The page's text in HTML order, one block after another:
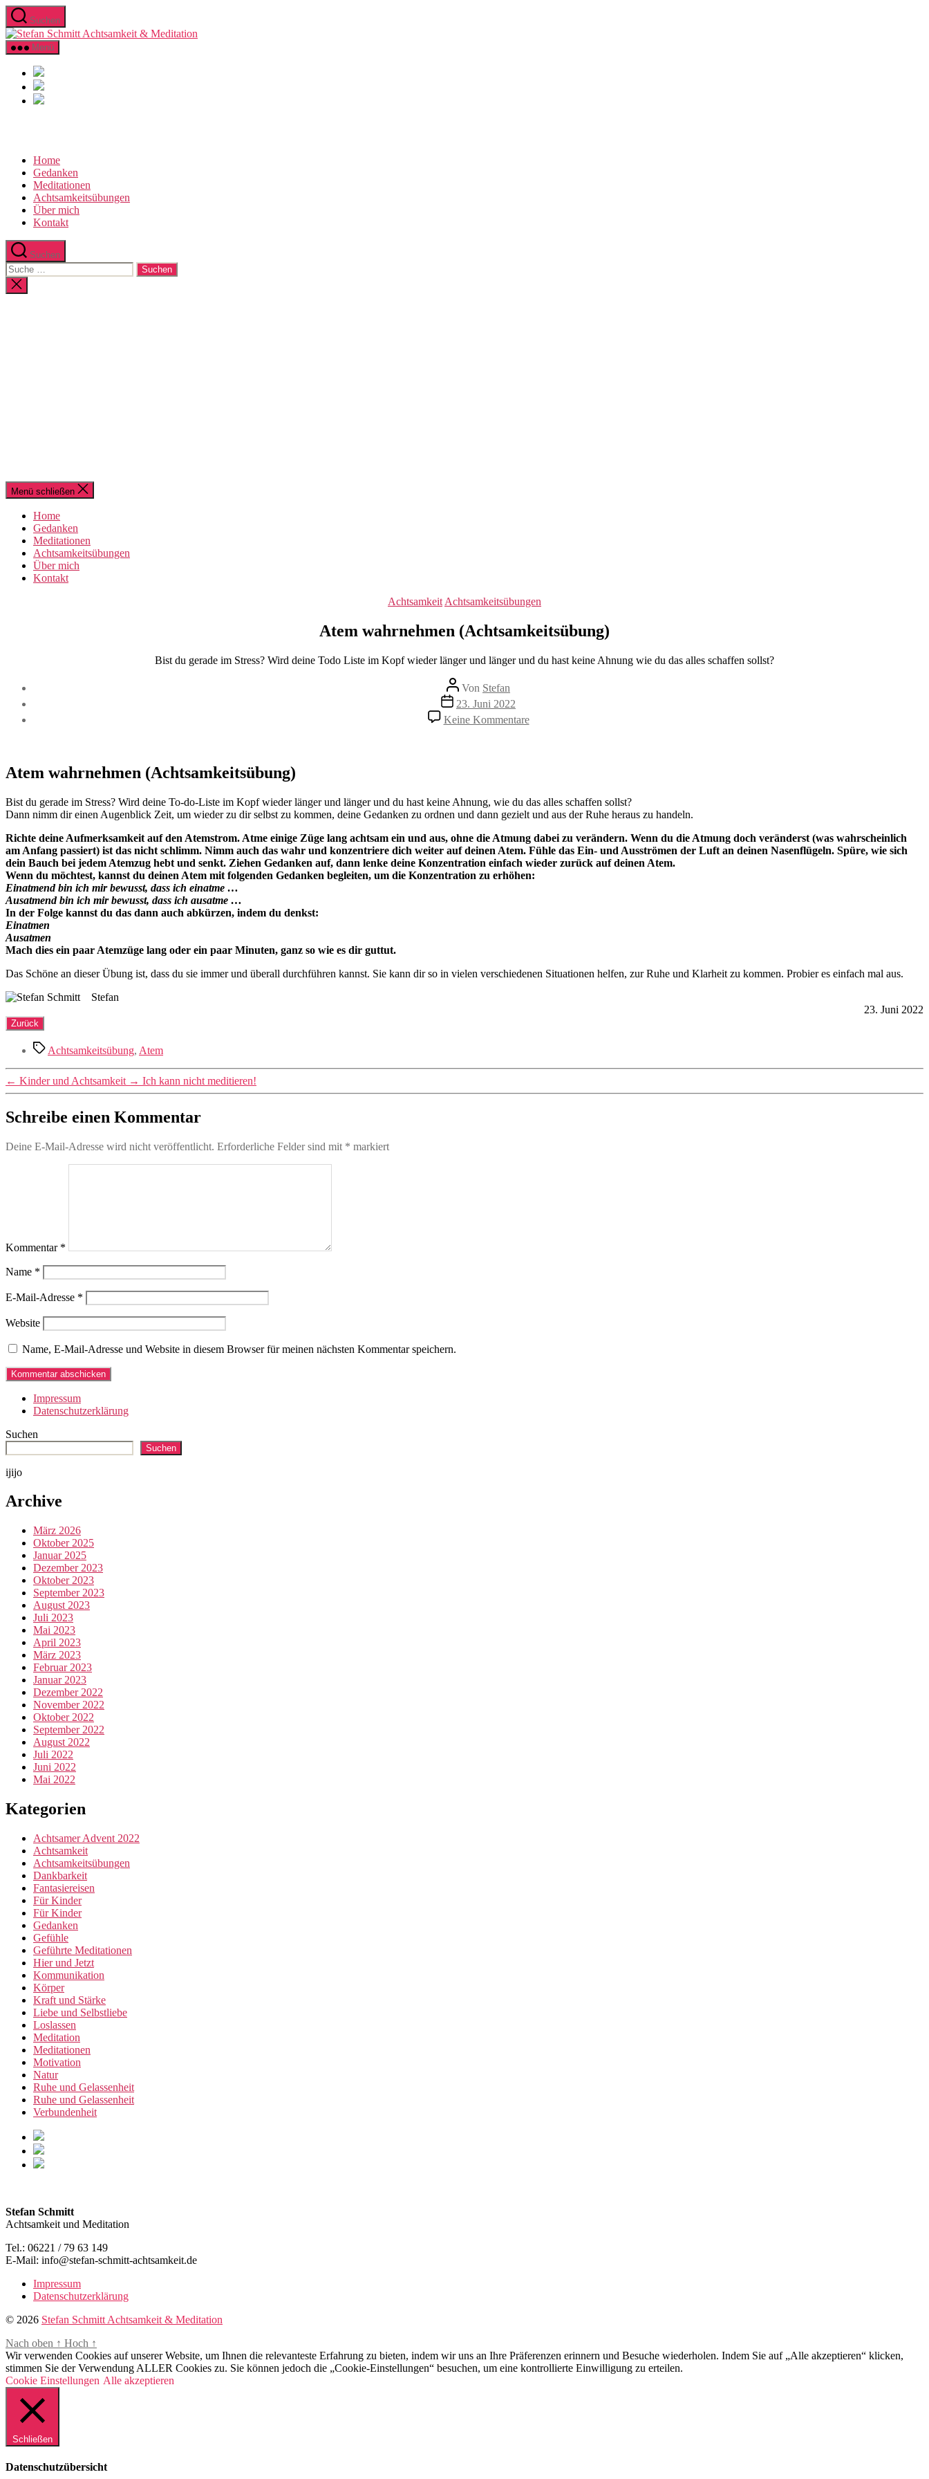
Direkt
zum
Inhalt
wechseln
Suchen
Menü
Home
Gedanken
Meditationen
Achtsamkeitsübungen
Über mich
Kontakt
Suchen
Suche
nach:
Suche
schließen
Menü schließen
Home
Gedanken
Meditationen
Achtsamkeitsübungen
Über mich
Kontakt
Kategorien
Achtsamkeit Achtsamkeitsübungen
Atem wahrnehmen (Achtsamkeitsübung)
Bist du gerade im Stress? Wird deine Todo Liste im Kopf wieder länger und länger und du hast keine Ahnung wie du das alles schaffen sollst?
Beitragsautor
Von Stefan
Beitragsdatum
23. Juni 2022
Keine Kommentarezu
Atem
Atem wahrnehmen (Achtsamkeitsübung)
Bist du gerade im Stress? Wird deine To-do-Liste im Kopf wieder länger und länger und du hast keine Ahnung, wie du das alles schaffen sollst?
Dann nimm dir einen Augenblick Zeit, um wieder zu dir selbst zu kommen, deine Gedanken zu ordnen und dann gezielt und aus der Ruhe heraus zu handeln.
Richte deine Aufmerksamkeit auf den Atemstrom. Atme einige Züge lang achtsam ein und aus, ohne die Atmung dabei zu verändern. Wenn du die Atmung doch veränderst (was wahrscheinlich
am Anfang passiert) ist das nicht schlimm. Nimm auch das wahr und konzentriere dich weiter auf deinen Atem. Fühle das Ein- und Ausströmen der Luft an deinen Nasenflügeln. Spüre, wie sich
dein Bauch bei jedem Atemzug hebt und senkt. Ziehen Gedanken auf, dann lenke deine Konzentration einfach wieder zurück auf deinen Atem.
Wenn du möchtest, kannst du deinen Atem mit folgenden Gedanken begleiten, um die Konzentration zu erhöhen:
Einatmend bin ich mir bewusst, dass ich einatme …
Ausatmend bin ich mir bewusst, dass ich ausatme …
In der Folge kannst du das dann auch abkürzen, indem du denkst:
Einatmen
Ausatmen
Mach dies ein paar Atemzüge lang oder ein paar Minuten, ganz so wie es dir guttut.
Das Schöne an dieser Übung ist, dass du sie immer und überall durchführen kannst. Sie kann dir so in vielen verschiedenen Situationen helfen, zur Ruhe und Klarheit zu kommen. Probier es einfach mal aus.
Stefan
23. Juni 2022
Schlagwörter
Achtsamkeitsübung, Atem
← Kinder und Achtsamkeit → Ich kann nicht meditieren!
Schreibe einen Kommentar
Deine E-Mail-Adresse wird nicht veröffentlicht. Erforderliche Felder sind mit * markiert
Kommentar *
Name *
E-Mail-Adresse *
Website
Name, E-Mail-Adresse und Website in diesem Browser für meinen nächsten Kommentar speichern.
Impressum
Datenschutzerklärung
Suchen
Suchen
ijijo
Archive
März 2026
Oktober 2025
Januar 2025
Dezember 2023
Oktober 2023
September 2023
August 2023
Juli 2023
Mai 2023
April 2023
März 2023
Februar 2023
Januar 2023
Dezember 2022
November 2022
Oktober 2022
September 2022
August 2022
Juli 2022
Juni 2022
Mai 2022
Kategorien
Achtsamer Advent 2022
Achtsamkeit
Achtsamkeitsübungen
Dankbarkeit
Fantasiereisen
Für Kinder
Für Kinder
Gedanken
Gefühle
Geführte Meditationen
Hier und Jetzt
Kommunikation
Körper
Kraft und Stärke
Liebe und Selbstliebe
Loslassen
Meditation
Meditationen
Motivation
Natur
Ruhe und Gelassenheit
Ruhe und Gelassenheit
Verbundenheit
Stefan Schmitt
Achtsamkeit und Meditation
Tel.: 06221 / 79 63 149
E-Mail: info@stefan-schmitt-achtsamkeit.de
Impressum
Datenschutzerklärung
© 2026 Stefan Schmitt Achtsamkeit & Meditation
Nach oben ↑ Hoch ↑
Wir verwenden Cookies auf unserer Website, um Ihnen die relevanteste Erfahrung zu bieten, indem wir uns an Ihre Präferenzen erinnern und Besuche wiederholen. Indem Sie auf „Alle akzeptieren“ klicken,
stimmen Sie der Verwendung ALLER Cookies zu. Sie können jedoch die „Cookie-Einstellungen“ besuchen, um eine kontrollierte Einwilligung zu erteilen.
Cookie Einstellungen Alle akzeptieren
Schließen
Datenschutzübersicht